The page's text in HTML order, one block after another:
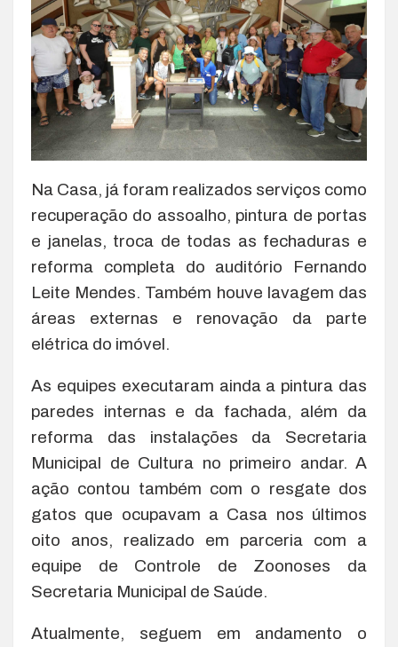
Na Casa, já foram realizados serviços como
recuperação do assoalho, pintura de portas
e janelas, troca de todas as fechaduras e
reforma completa do auditório Fernando
Leite Mendes. Também houve lavagem das
áreas externas e renovação da parte
elétrica do imóvel.
As equipes executaram ainda a pintura das
paredes internas e da fachada, além da
reforma das instalações da Secretaria
Municipal de Cultura no primeiro andar. A
ação contou também com o resgate dos
gatos que ocupavam a Casa nos últimos
oito anos, realizado em parceria com a
equipe de Controle de Zoonoses da
Secretaria Municipal de Saúde.
Atualmente, seguem em andamento o